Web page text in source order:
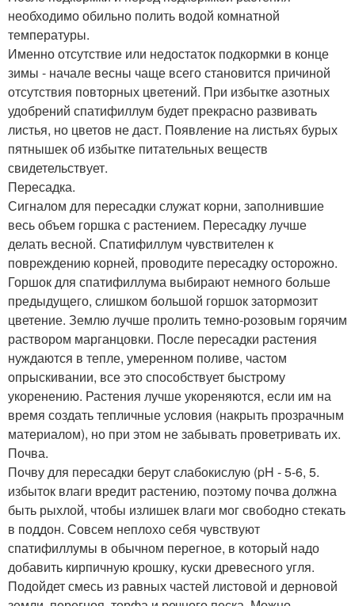
необходимо обильно полить водой комнатной
температуры.
Именно отсутствие или недостаток подкормки в конце
зимы - начале весны чаще всего становится причиной
отсутствия повторных цветений. При избытке азотных
удобрений спатифиллум будет прекрасно развивать
листья, но цветов не даст. Появление на листьях бурых
пятнышек об избытке питательных веществ
свидетельствует.
Пересадка.
Сигналом для пересадки служат корни, заполнившие
весь объем горшка с растением. Пересадку лучше
делать весной. Спатифиллум чувствителен к
повреждению корней, проводите пересадку осторожно.
Горшок для спатифиллума выбирают немного больше
предыдущего, слишком большой горшок затормозит
цветение. Землю лучше пролить темно-розовым горячим
раствором марганцовки. После пересадки растения
нуждаются в тепле, умеренном поливе, частом
опрыскивании, все это способствует быстрому
укоренению. Растения лучше укореняются, если им на
время создать тепличные условия (накрыть прозрачным
материалом), но при этом не забывать проветривать их.
Почва.
Почву для пересадки берут слабокислую (pH - 5-6, 5.
избыток влаги вредит растению, поэтому почва должна
быть рыхлой, чтобы излишек влаги мог свободно стекать
в поддон. Совсем неплохо себя чувствуют
спатифиллумы в обычном перегное, в который надо
добавить кирпичную крошку, куски древесного угля.
Подойдет смесь из равных частей листовой и дерновой